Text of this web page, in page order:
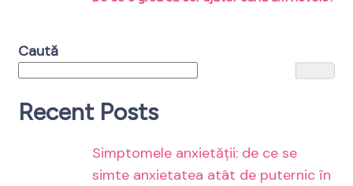
Caută
Recent Posts
Simptomele anxietății: de ce se
simte anxietatea atât de puternic în